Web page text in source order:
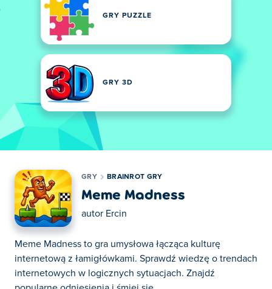
GRY PUZZLE
GRY 3D
GRY BRAINROT GRY
Meme Madness
autor Ercin
Meme Madness to gra umysłowa łącząca kulturę
internetową z łamigłówkami. Sprawdź wiedzę o trendach
internetowych w logicznych sytuacjach. Znajdź